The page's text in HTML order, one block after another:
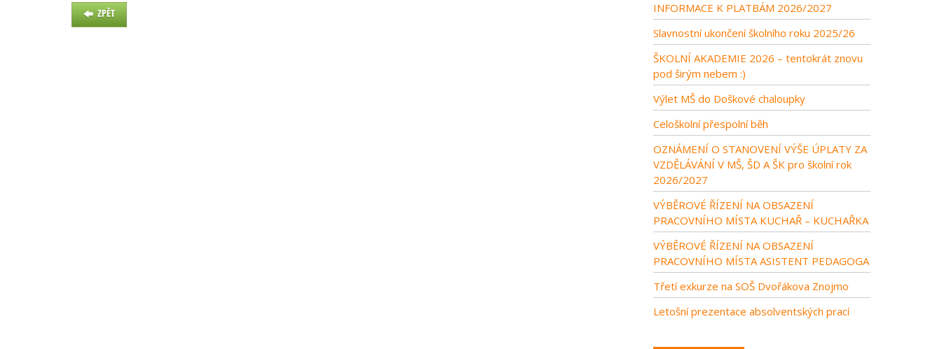
ZPĚT
INFORMACE K PLATBÁM 2026/2027
Slavnostní ukončení školního roku 2025/26
ŠKOLNÍ AKADEMIE 2026 – tentokrát znovu
pod širým nebem :)
Výlet MŠ do Doškové chaloupky
Celoškolní přespolní běh
OZNÁMENÍ O STANOVENÍ VÝŠE ÚPLATY ZA
VZDĚLÁVÁNÍ V MŠ, ŠD A ŠK pro školní rok
2026/2027
VÝBĚROVÉ ŘÍZENÍ NA OBSAZENÍ
PRACOVNÍHO MÍSTA KUCHAŘ – KUCHAŘKA
VÝBĚROVÉ ŘÍZENÍ NA OBSAZENÍ
PRACOVNÍHO MÍSTA ASISTENT PEDAGOGA
Třetí exkurze na SOŠ Dvořákova Znojmo
Letošní prezentace absolventských prací